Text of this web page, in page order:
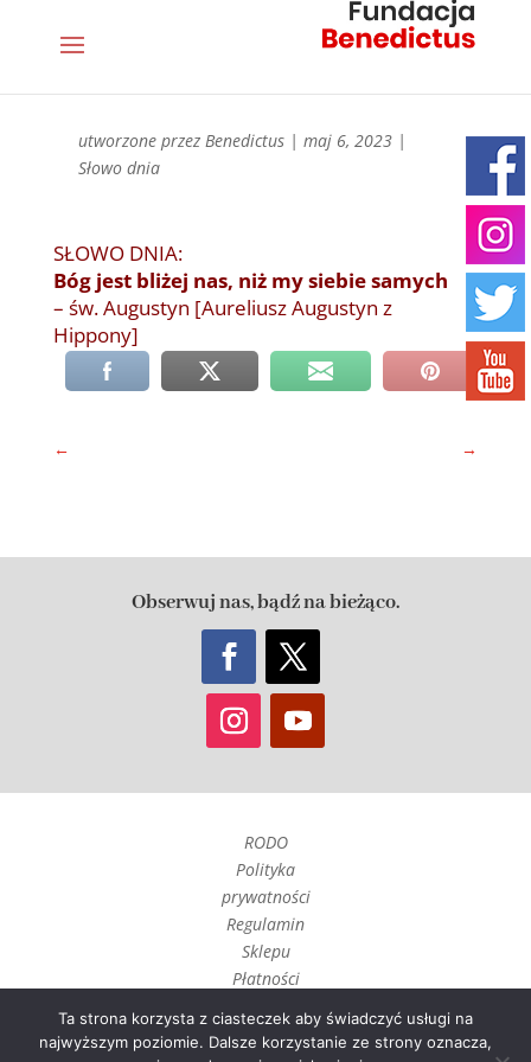
utworzone przez Benedictus| maj 6, 2023|
Słowo dnia
SŁOWO DNIA:
Bóg jest bliżej nas, niż my siebie samych
– św. Augustyn [Aureliusz Augustyn z
Hippony]
← →
Obserwuj nas, bądź na bieżąco.
RODO
Polityka
prywatności
Regulamin
Sklepu
Płatności
i wysyłka
Ta strona korzysta z ciasteczek aby świadczyć usługi na
najwyższym poziomie. Dalsze korzystanie ze strony oznacza,